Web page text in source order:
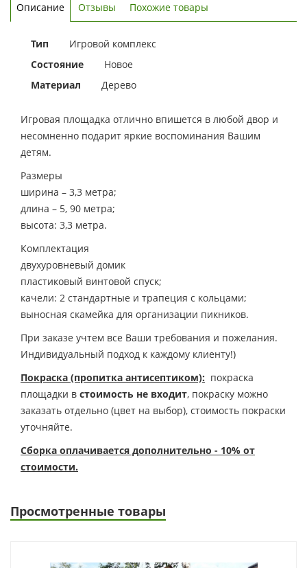
Описание Отзывы Похожие товары
Тип
Игровой комплекс
Состояние
Новое
Материал
Дерево
Игровая площадка отлично впишется в любой двор и
несомненно подарит яркие воспоминания Вашим
детям.
Размеры
ширина – 3,3 метра;
длина – 5, 90 метра;
высота: 3,3 метра.
Комплектация
двухуровневый домик
пластиковый винтовой спуск;
качели: 2 стандартные и трапеция с кольцами;
выносная скамейка для организации пикников.
При заказе учтем все Ваши требования и пожелания.
Индивидуальный подход к каждому клиенту!)
Покраска (пропитка антисептиком): покраска
площадки в стоимость не входит, покраску можно
заказать отдельно (цвет на выбор), стоимость покраски
уточняйте.
Сборка оплачивается дополнительно - 10% от
стоимости.
Просмотренные товары